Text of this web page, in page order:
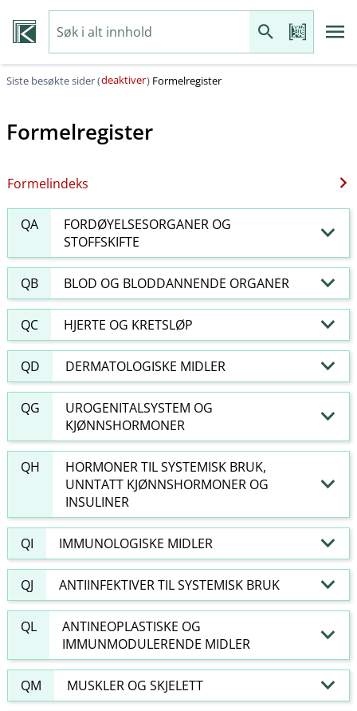
Siste besøkte sider (deaktiver) Formelregister
Formelregister
Formelindeks
QA
FORDØYELSESORGANER OG
STOFFSKIFTE
QB BLOD OG BLODDANNENDE ORGANER
QC HJERTE OG KRETSLØP
QD DERMATOLOGISKE MIDLER
QG
UROGENITALSYSTEM OG
KJØNNSHORMONER
QH
HORMONER TIL SYSTEMISK BRUK,
UNNTATT KJØNNSHORMONER OG
INSULINER
QI IMMUNOLOGISKE MIDLER
QJ ANTIINFEKTIVER TIL SYSTEMISK BRUK
QL
ANTINEOPLASTISKE OG
IMMUNMODULERENDE MIDLER
QM MUSKLER OG SKJELETT